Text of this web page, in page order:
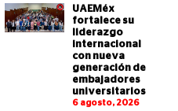
UAEMéx
fortalece su
liderazgo
internacional
con nueva
generación de
embajadores
universitarios
6 agosto, 2026